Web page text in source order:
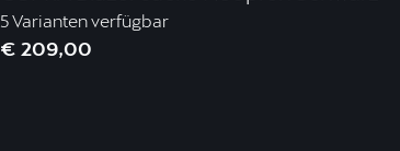
5 Varianten verfügbar
€ 209,00